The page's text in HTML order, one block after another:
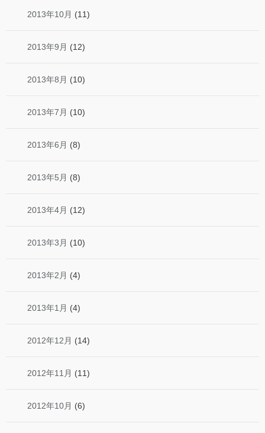
2013年10月 (11)
2013年9月 (12)
2013年8月 (10)
2013年7月 (10)
2013年6月 (8)
2013年5月 (8)
2013年4月 (12)
2013年3月 (10)
2013年2月 (4)
2013年1月 (4)
2012年12月 (14)
2012年11月 (11)
2012年10月 (6)